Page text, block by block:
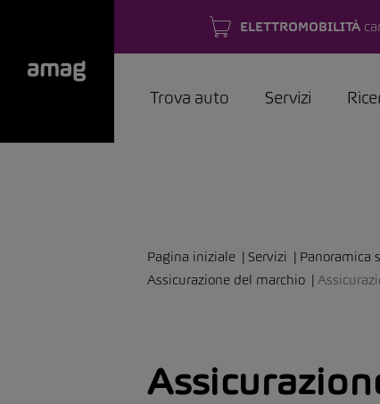
ELETTROMOBILITÀ
Trova auto Servizi
Pagina iniziale Servizi
Panoramica
Assicurazione del marchio